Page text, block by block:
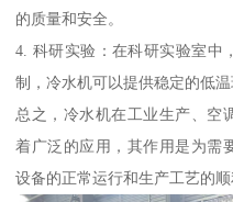
的质量和安全。
4. 科研实验：在科研实验室中
制，冷水机可以提供稳定的低温
总之，冷水机在工业生产、空
着广泛的应用，其作用是为需
设备的正常运行和生产工艺的顺